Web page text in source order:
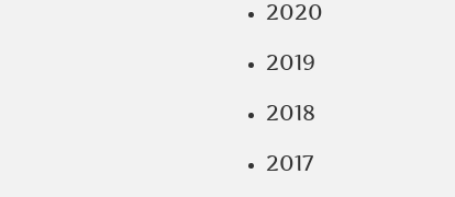
2020
2019
2018
2017